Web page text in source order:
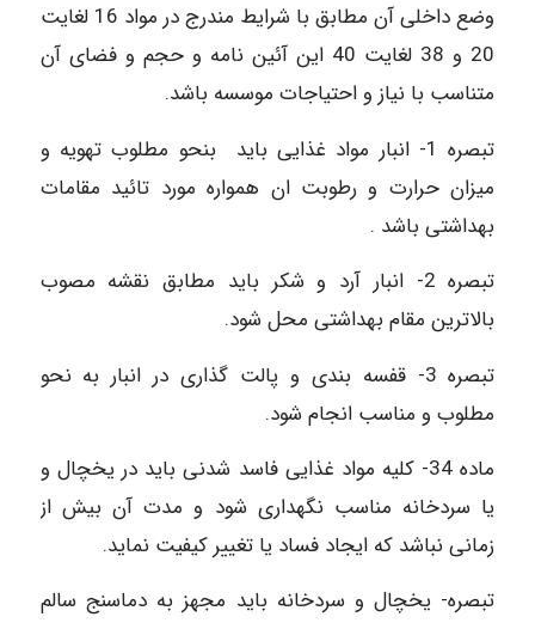
وضع داخلی آن مطابق با شرایط مندرج در مواد 16 لغایت
20 و 38 لغایت 40 این آئین نامه و حجم و فضای آن
متناسب با نیاز و احتیاجات موسسه باشد.
تبصره 1- انبار مواد غذایی باید بنحو مطلوب تهویه و
میزان حرارت و رطوبت ان همواره مورد تائید مقامات
بهداشتی باشد .
تبصره 2- انبار آرد و شکر باید مطابق نقشه مصوب
بالاترین مقام بهداشتی محل شود.
تبصره 3- قفسه بندی و پالت گذاری در انبار به نحو
مطلوب و مناسب انجام شود.
ماده 34- کلیه مواد غذایی فاسد شدنی باید در یخچال و
یا سردخانه مناسب نگهداری شود و مدت آن بیش از
زمانی نباشد که ایجاد فساد یا تغییر کیفیت نماید.
تبصره- یخچال و سردخانه باید مجهز به دماسنج سالم